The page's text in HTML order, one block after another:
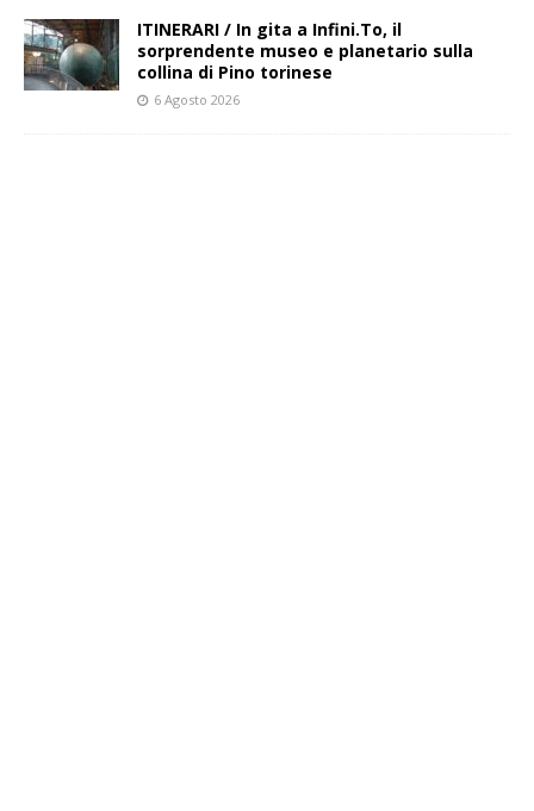
ITINERARI / In gita a Infini.To, il
sorprendente museo e planetario sulla
collina di Pino torinese
6 Agosto 2026